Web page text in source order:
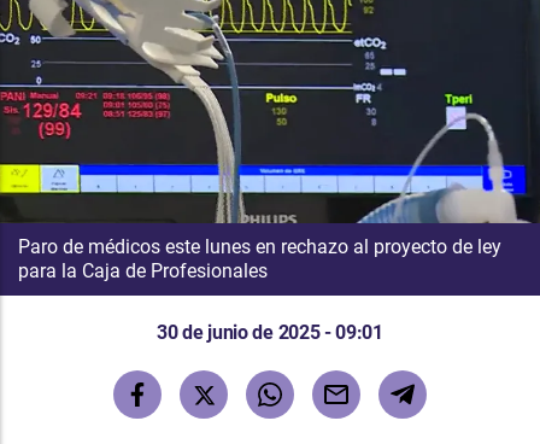
Paro de médicos este lunes en rechazo al proyecto de ley
para la Caja de Profesionales
30 de junio de 2025 - 09:01